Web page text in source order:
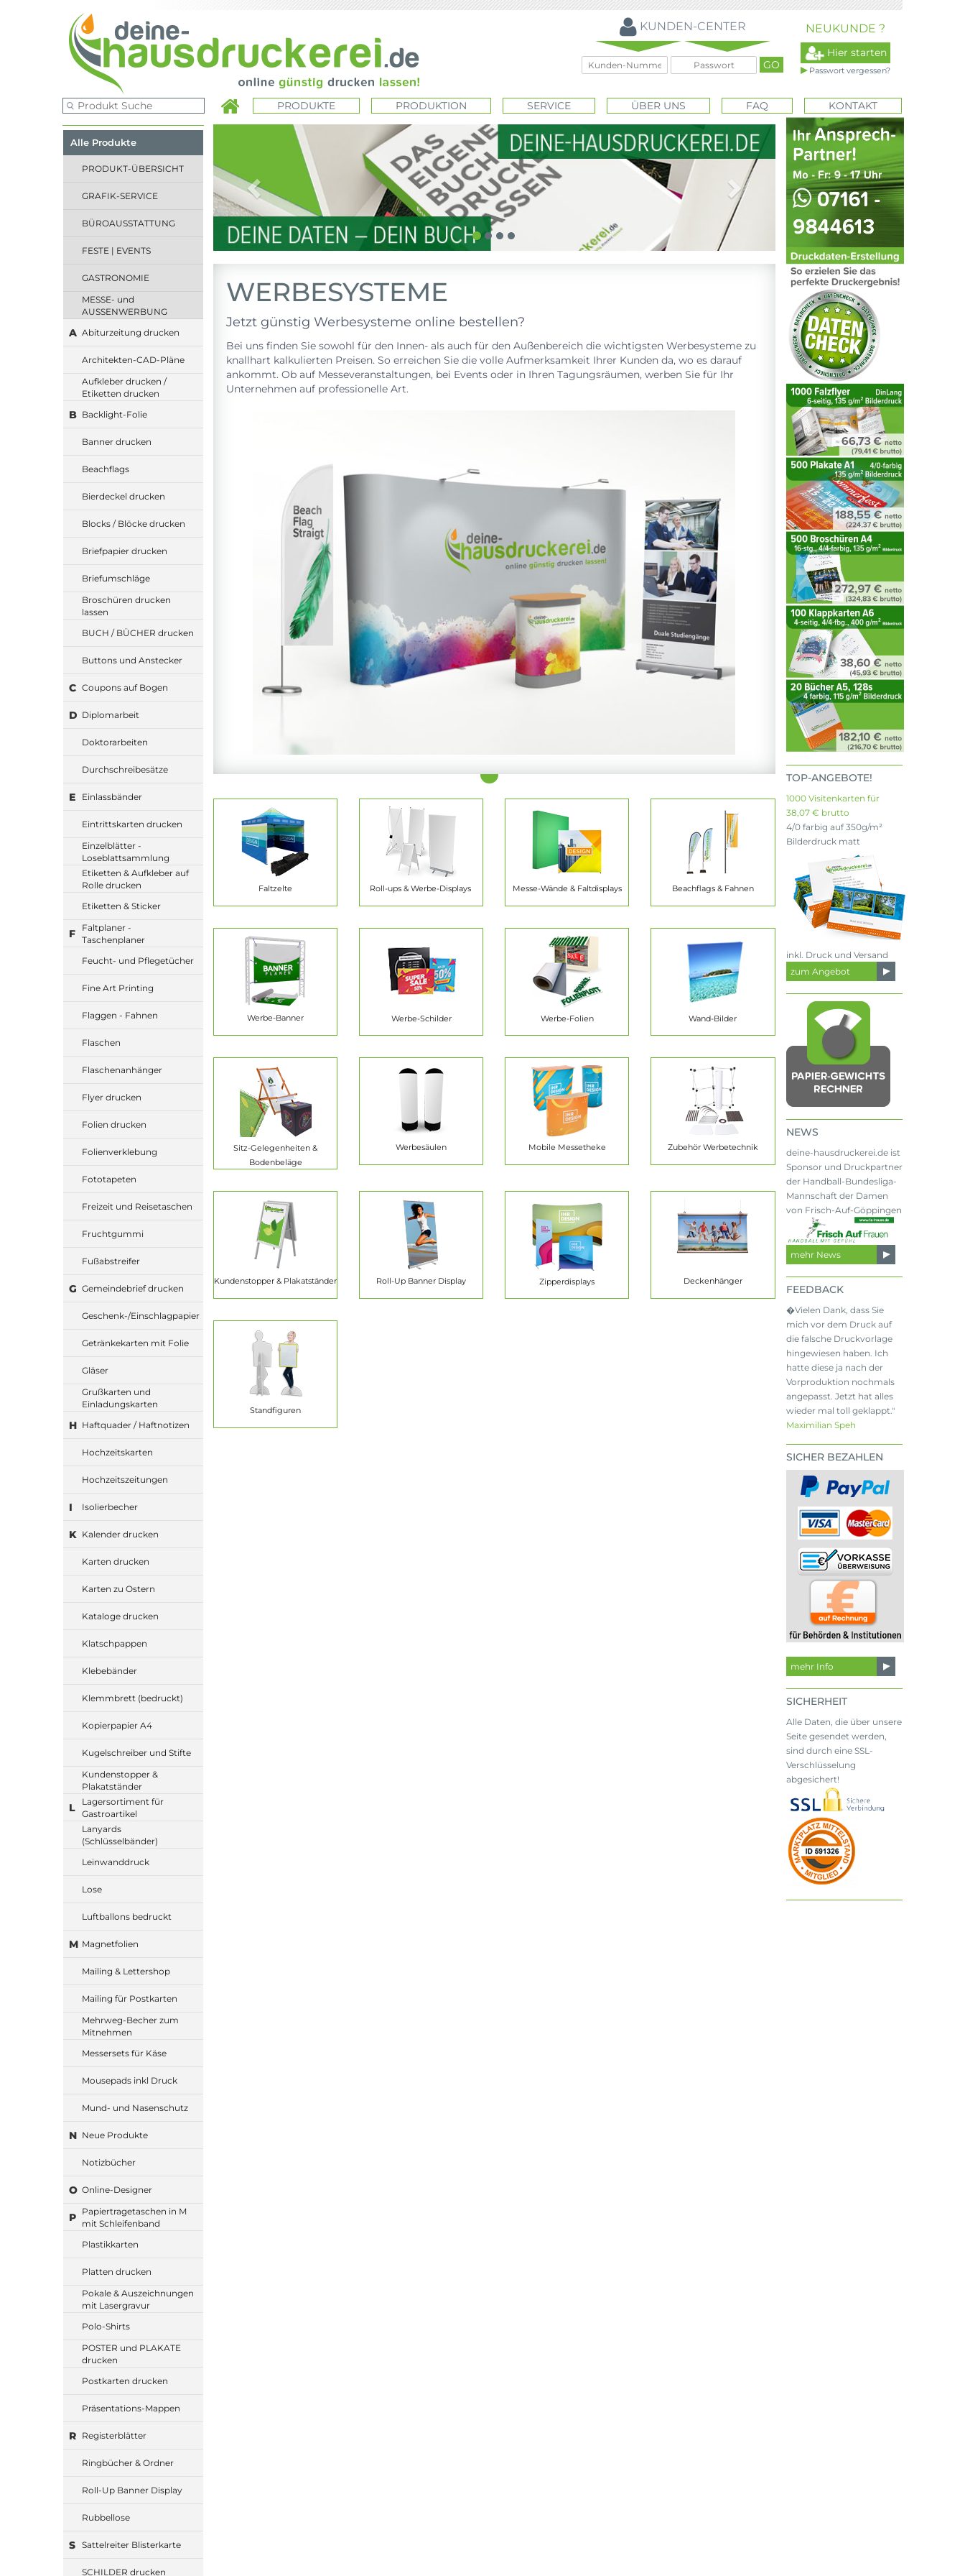
KUNDEN-CENTER NEUKUNDE ?
Hier starten
Passwort vergessen?
PRODUKTE PRODUKTION SERVICE ÜBER UNS FAQ KONTAKT
Alle Produkte
PRODUKT-ÜBERSICHT
GRAFIK-SERVICE
BÜROAUSSTATTUNG
FESTE | EVENTS
GASTRONOMIE
MESSE- und
AUSSENWERBUNG
A Abiturzeitung drucken
Architekten-CAD-Pläne
Aufkleber drucken /
Etiketten drucken
B Backlight-Folie
Banner drucken
Beachflags
Bierdeckel drucken
Blocks / Blöcke drucken
Briefpapier drucken
Briefumschläge
Broschüren drucken
lassen
BUCH / BÜCHER drucken
Buttons und Anstecker
C Coupons auf Bogen
D Diplomarbeit
Doktorarbeiten
Durchschreibesätze
E Einlassbänder
Eintrittskarten drucken
Einzelblätter -
Loseblattsammlung
Etiketten & Aufkleber auf
Rolle drucken
Etiketten & Sticker
F
Faltplaner -
Taschenplaner
Feucht- und Pflegetücher
Fine Art Printing
Flaggen - Fahnen
Flaschen
Flaschenanhänger
Flyer drucken
Folien drucken
Folienverklebung
Fototapeten
Freizeit und Reisetaschen
Fruchtgummi
Fußabstreifer
G Gemeindebrief drucken
Geschenk-/Einschlagpapier
Getränkekarten mit Folie
Gläser
Grußkarten und
Einladungskarten
H Haftquader / Haftnotizen
Hochzeitskarten
Hochzeitszeitungen
I Isolierbecher
K Kalender drucken
Karten drucken
Karten zu Ostern
Kataloge drucken
Klatschpappen
Klebebänder
Klemmbrett (bedruckt)
Kopierpapier A4
Kugelschreiber und Stifte
Kundenstopper &
Plakatständer
L
Lagersortiment für
Gastroartikel
Lanyards
(Schlüsselbänder)
Leinwanddruck
Lose
Luftballons bedruckt
M Magnetfolien
Mailing & Lettershop
Mailing für Postkarten
Mehrweg-Becher zum
Mitnehmen
Messersets für Käse
Mousepads inkl Druck
Mund- und Nasenschutz
N Neue Produkte
Notizbücher
O Online-Designer
P Papiertragetaschen in M
mit Schleifenband
Plastikkarten
Platten drucken
Pokale & Auszeichnungen
mit Lasergravur
Polo-Shirts
POSTER und PLAKATE
drucken
Postkarten drucken
Präsentations-Mappen
R Registerblätter
Ringbücher & Ordner
Roll-Up Banner Display
Rubbellose
S Sattelreiter Blisterkarte
SCHILDER drucken
Previous Next
WERBESYSTEME
Jetzt günstig Werbesysteme online bestellen?
Bei uns finden Sie sowohl für den Innen- als auch für den Außenbereich die wichtigsten Werbesysteme zu
knallhart kalkulierten Preisen. So erreichen Sie die volle Aufmerksamkeit Ihrer Kunden da, wo es darauf
ankommt. Ob auf Messeveranstaltungen, bei Events oder in Ihren Tagungsräumen, werben Sie für Ihr
Unternehmen auf professionelle Art.
Faltzelte Roll-ups & Werbe-Displays Messe-Wände & Faltdisplays Beachflags & Fahnen
Werbe-Banner Werbe-Schilder Werbe-Folien Wand-Bilder
Sitz-Gelegenheiten &
Bodenbeläge
Werbesäulen Mobile Messetheke Zubehör Werbetechnik
Kundenstopper & Plakatständer Roll-Up Banner Display Zipperdisplays Deckenhänger
Standfiguren
TOP-ANGEBOTE!
1000 Visitenkarten für
38,07 € brutto
4/0 farbig auf 350g/m²
Bilderdruck matt
inkl. Druck und Versand
zum Angebot
NEWS
deine-hausdruckerei.de ist
Sponsor und Druckpartner
der Handball-Bundesliga-
Mannschaft der Damen
von Frisch-Auf-Göppingen
mehr News
FEEDBACK
�Vielen Dank, dass Sie
mich vor dem Druck auf
die falsche Druckvorlage
hingewiesen haben. Ich
hatte diese ja nach der
Vorproduktion nochmals
angepasst. Jetzt hat alles
wieder mal toll geklappt."
Maximilian Speh
SICHER BEZAHLEN
mehr Info
SICHERHEIT
Alle Daten, die über unsere
Seite gesendet werden,
sind durch eine SSL-
Verschlüsselung
abgesichert!